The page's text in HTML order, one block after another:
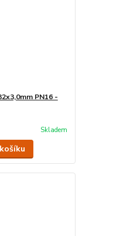
PN16 -
Skladem